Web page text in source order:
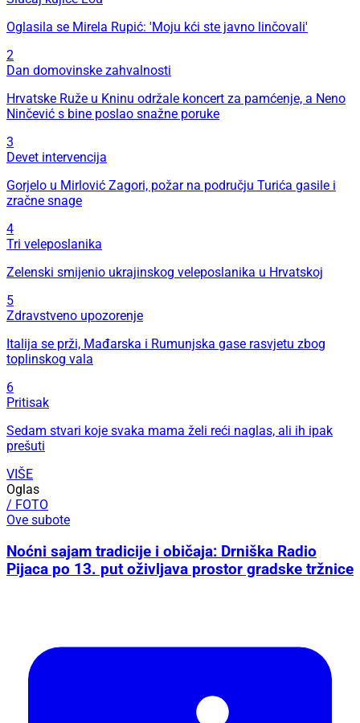
Oglasila se Mirela Rupić: 'Moju kći ste javno linčovali'
2
Dan domovinske zahvalnosti
Hrvatske Ruže u Kninu održale koncert za pamćenje, a Neno
Ninčević s bine poslao snažne poruke
3
Devet intervencija
Gorjelo u Mirlović Zagori, požar na području Turića gasile i
zračne snage
4
Tri veleposlanika
Zelenski smijenio ukrajinskog veleposlanika u Hrvatskoj
5
Zdravstveno upozorenje
Italija se prži, Mađarska i Rumunjska gase rasvjetu zbog
toplinskog vala
6
Pritisak
Sedam stvari koje svaka mama želi reći naglas, ali ih ipak
prešuti
VIŠE
Oglas
/ FOTO
Ove subote
Noćni sajam tradicije i običaja: Drniška Radio
Pijaca po 13. put oživljava prostor gradske tržnice